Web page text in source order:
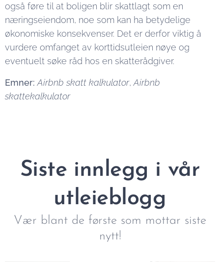
også føre til at boligen blir skattlagt som en
næringseiendom, noe som kan ha betydelige
økonomiske konsekvenser. Det er derfor viktig å
vurdere omfanget av korttidsutleien nøye og
eventuelt søke råd hos en skatterådgiver.
Emner: Airbnb skatt kalkulator, Airbnb
skattekalkulator
Siste innlegg i vår
utleieblogg
Vær blant de første som mottar siste
nytt!